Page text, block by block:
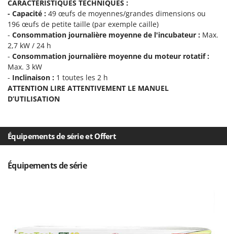
Scies de jardin télescopiques
Sécateurs électriques à batterie
Sécateurs et Échenilloirs manuels
Sécateurs pneumatiques
Semoirs et Épandeurs d'engrais
Socs pour tracteur
Souffleurs aspirateurs pour Feuilles
Soufreuses - Poudreuses pour tracteur
T
Taille-haies
Tondeuses autoportées
Intex
Italyco
ITM
J JOLLY ITALIA
K
KAAZ
Kemper
KitchenAid
Lampacrescia - MGM
CARACTÉRISTIQUES TECHNIQUES :
- Capacité : 49 œufs de moyennes/grandes dimensions ou
196 œufs de petite taille (par exemple caille)
- Consommation journalière moyenne de l'incubateur : Max.
2,7 kW / 24 h
- Consommation journalière moyenne du moteur rotatif :
Max. 3 kW
- Inclinaison : 1 toutes les 2 h
ATTENTION LIRE ATTENTIVEMENT LE MANUEL
D’UTILISATION
Équipements de série et Offert
Équipements de série